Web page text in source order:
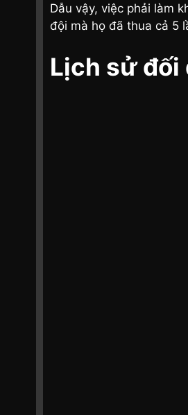
Dẫu vậy, việc phải làm
đội mà họ đã thua cả 5
Lịch sử đối